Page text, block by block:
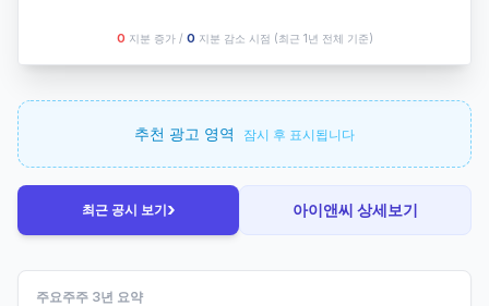
O 지분 증가 / O 지분 감소 시점 (최근 1년 전체 기준)
추천 광고 영역 잠시 후 표시됩니다
최근 공시 보기› 아이앤씨 상세보기
주요주주 3년 요약